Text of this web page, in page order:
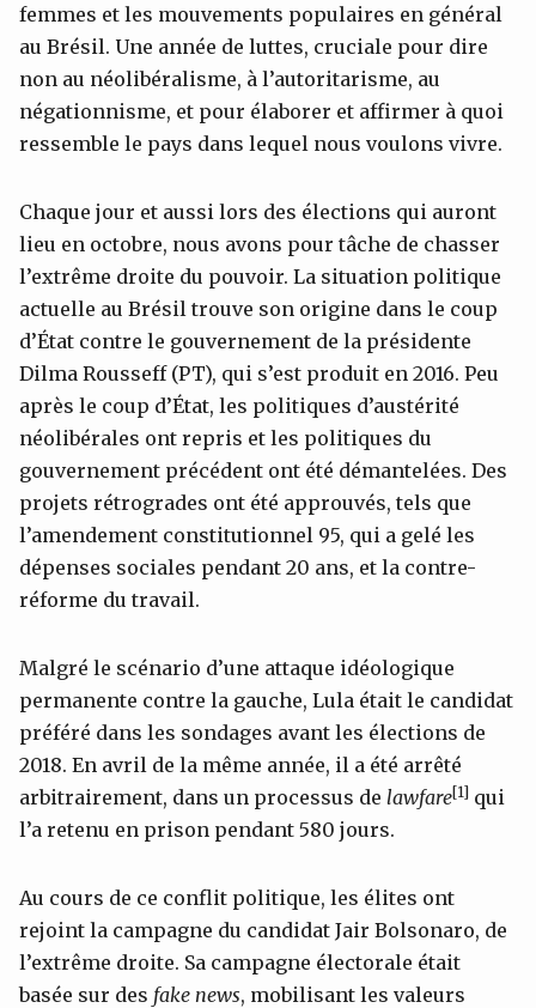
femmes et les mouvements populaires en général
au Brésil. Une année de luttes, cruciale pour dire
non au néolibéralisme, à l’autoritarisme, au
négationnisme, et pour élaborer et affirmer à quoi
ressemble le pays dans lequel nous voulons vivre.
Chaque jour et aussi lors des élections qui auront
lieu en octobre, nous avons pour tâche de chasser
l’extrême droite du pouvoir. La situation politique
actuelle au Brésil trouve son origine dans le coup
d’État contre le gouvernement de la présidente
Dilma Rousseff (PT), qui s’est produit en 2016. Peu
après le coup d’État, les politiques d’austérité
néolibérales ont repris et les politiques du
gouvernement précédent ont été démantelées. Des
projets rétrogrades ont été approuvés, tels que
l’amendement constitutionnel 95, qui a gelé les
dépenses sociales pendant 20 ans, et la contre-
réforme du travail.
Malgré le scénario d’une attaque idéologique
permanente contre la gauche, Lula était le candidat
préféré dans les sondages avant les élections de
2018. En avril de la même année, il a été arrêté
arbitrairement, dans un processus de lawfare[1] qui
l’a retenu en prison pendant 580 jours.
Au cours de ce conflit politique, les élites ont
rejoint la campagne du candidat Jair Bolsonaro, de
l’extrême droite. Sa campagne électorale était
basée sur des fake news, mobilisant les valeurs